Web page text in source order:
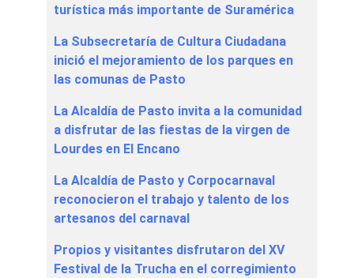
turística más importante de Suramérica
La Subsecretaría de Cultura Ciudadana
inició el mejoramiento de los parques en
las comunas de Pasto
La Alcaldía de Pasto invita a la comunidad
a disfrutar de las fiestas de la virgen de
Lourdes en El Encano
La Alcaldía de Pasto y Corpocarnaval
reconocieron el trabajo y talento de los
artesanos del carnaval
Propios y visitantes disfrutaron del XV
Festival de la Trucha en el corregimiento